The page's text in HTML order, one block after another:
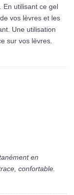
En utilisant ce gel
vos lèvres et les
Une utilisation
sur vos lèvres.
en
confortable.